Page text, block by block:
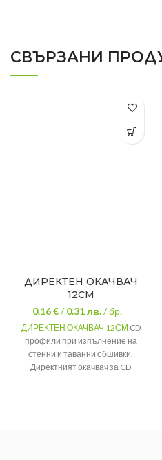
СВЪРЗАНИ
ДИРЕКТЕН ОКАЧВАЧ
12СМ
0.16 €/0.31лв./ бр.
ДИРЕКТЕН ОКАЧВАЧ 12СМ CD
профили при изпълнение на
стенни и таванни обшивки.
Директният окачвач за CD